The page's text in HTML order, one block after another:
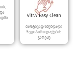
VitrA Easy Clean
მარტივად წმენდადი
ზედაპირი ლაქების
გარეშე